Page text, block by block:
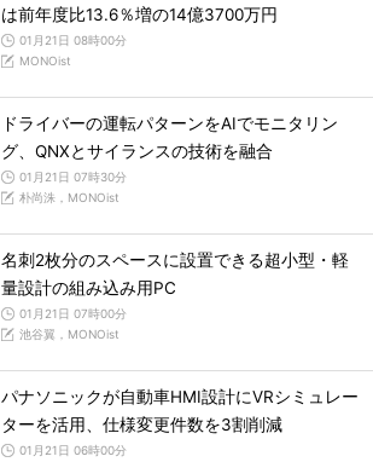
は前年度比13.6％増の14億3700万円
01月21日 08時00分
MONOist
ドライバーの運転パターンをAIでモニタリン
グ、QNXとサイランスの技術を融合
01月21日 07時30分
朴尚洙，MONOist
名刺2枚分のスペースに設置できる超小型・軽
量設計の組み込み用PC
01月21日 07時00分
池谷翼，MONOist
パナソニックが自動車HMI設計にVRシミュレー
ターを活用、仕様変更件数を3割削減
01月21日 06時00分